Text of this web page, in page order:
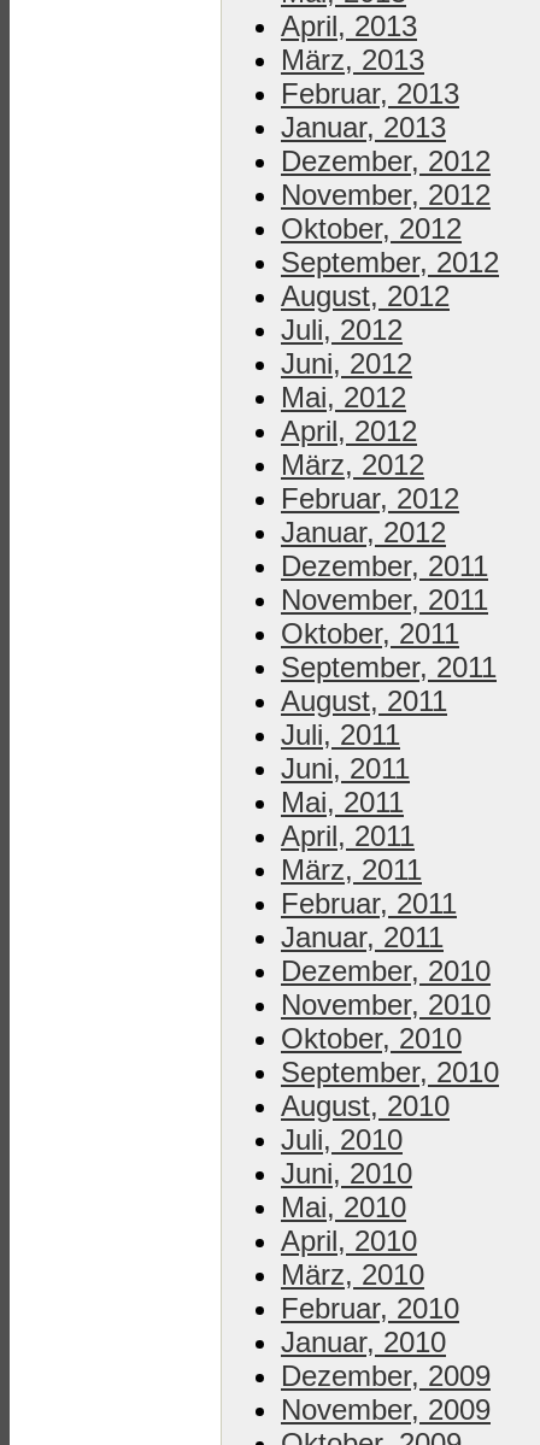
April, 2013
März, 2013
Februar, 2013
Januar, 2013
Dezember, 2012
November, 2012
Oktober, 2012
September, 2012
August, 2012
Juli, 2012
Juni, 2012
Mai, 2012
April, 2012
März, 2012
Februar, 2012
Januar, 2012
Dezember, 2011
November, 2011
Oktober, 2011
September, 2011
August, 2011
Juli, 2011
Juni, 2011
Mai, 2011
April, 2011
März, 2011
Februar, 2011
Januar, 2011
Dezember, 2010
November, 2010
Oktober, 2010
September, 2010
August, 2010
Juli, 2010
Juni, 2010
Mai, 2010
April, 2010
März, 2010
Februar, 2010
Januar, 2010
Dezember, 2009
November, 2009